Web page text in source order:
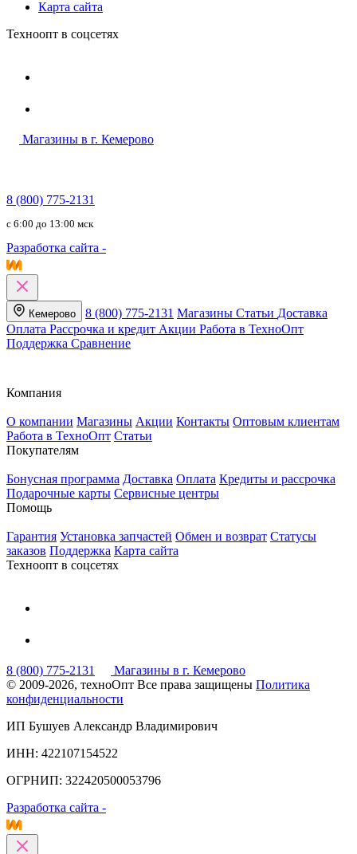
Карта сайта
Техноопт в соцсетях
Магазины в г. Кемерово
8 (800) 775-2131
c 6:00 до 13:00 мск
Разработка сайта -
Кемерово 8 (800) 775-2131 Магазины Статьи Доставка
Оплата Рассрочка и кредит Акции Работа в ТехноОпт
Поддержка Сравнение
Компания
О компании Магазины Акции Контакты Оптовым клиентам
Работа в ТехноОпт Статьи
Покупателям
Бонусная программа Доставка Оплата Кредиты и рассрочка
Подарочные карты Сервисные центры
Помощь
Гарантия Установка запчастей Обмен и возврат Статусы
заказов Поддержка Карта сайта
Техноопт в соцсетях
8 (800) 775-2131
Магазины в г. Кемерово
© 2009-2026, техноОпт Все права защищены Политика
конфиденциальности
ИП Бушуев Александр Владимирович
ИНН: 422107154522
ОГРНИП: 322420500053796
Разработка сайта -